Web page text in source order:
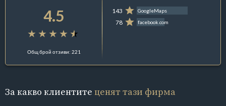
4.5
Общ брой отзиви: 221
143 GoogleMaps
78 facebook.com
За какво клиентите ценят тази фирма